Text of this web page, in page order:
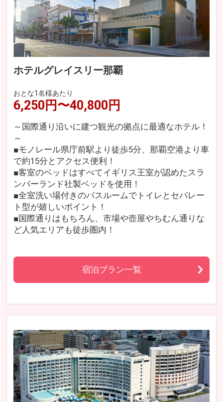
ホテルグレイスリー那覇
おとな1名様あたり
6,250円〜40,800円
～国際通り沿いに建つ観光の拠点に最適なホテル！
～
■モノレール県庁前駅より徒歩5分、那覇空港より車
で約15分とアクセス便利！
■客室のベッドはすべてイギリス王室が認めたスラ
ンバーランド社製ベッドを使用！
■全室洗い場付きのバスルームでトイレとセパレー
ト型が嬉しいポイント！
■国際通りはもちろん、市場や壺屋やちむん通りな
ど人気エリアも徒歩圏内！
宿泊プラン一覧